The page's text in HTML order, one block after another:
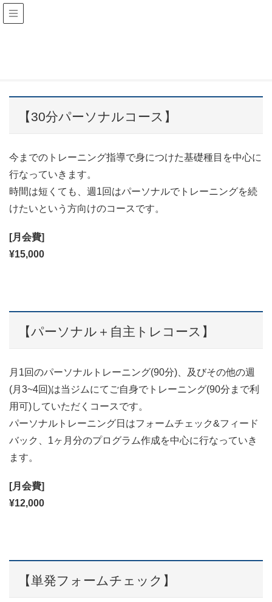
【30分パーソナルコース】
今までのトレーニング指導で身につけた基礎種目を中心に
行なっていきます。
時間は短くても、週1回はパーソナルでトレーニングを続
けたいという方向けのコースです。
[月会費]
¥15,000
【パーソナル＋自主トレコース】
月1回のパーソナルトレーニング(90分)、及びその他の週
(月3~4回)は当ジムにてご自身でトレーニング(90分まで利
用可)していただくコースです。
パーソナルトレーニング日はフォームチェック&フィード
バック、1ヶ月分のプログラム作成を中心に行なっていき
ます。
[月会費]
¥12,000
【単発フォームチェック】